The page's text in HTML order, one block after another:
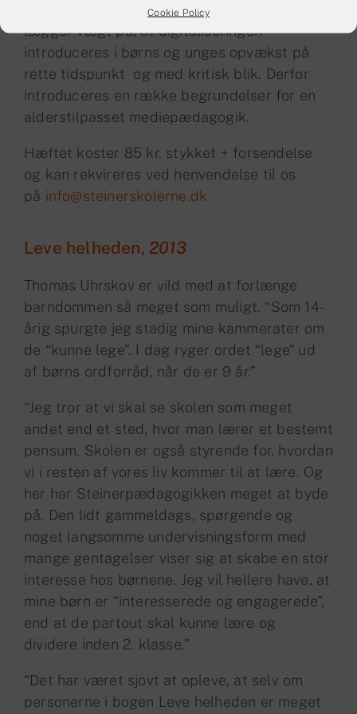
Cookie Policy
analoge og digitale medier. Steinerskolerne
lægger vægt på, at digitaliseringen
introduceres i børns og unges opvækst på
rette tidspunkt og med kritisk blik. Derfor
introduceres en række begrundelser for en
alderstilpasset mediepædagogik.
Hæftet koster 85 kr. stykket + forsendelse
og kan rekvireres ved henvendelse til os
på info@steinerskolerne.dk
Leve helheden, 2013
Thomas Uhrskov er vild med at forlænge
barndommen så meget som muligt. “Som 14-
årig spurgte jeg stadig mine kammerater om
de “kunne lege”. I dag ryger ordet “lege” ud
af børns ordforråd, når de er 9 år.”
“Jeg tror at vi skal se skolen som meget
andet end et sted, hvor man lærer et bestemt
pensum. Skolen er også styrende for, hvordan
vi i resten af vores liv kommer til at lære. Og
her har Steinerpædagogikken meget at byde
på. Den lidt gammeldags, spørgende og
noget langsomme undervisningsform med
mange gentagelser viser sig at skabe en stor
interesse hos børnene. Jeg vil hellere have, at
mine børn er “interesserede og engagerede”,
end at de partout skal kunne lære og
dividere inden 2. klasse.”
“Det har været sjovt at opleve, at selv om
personerne i bogen Leve helheden er meget